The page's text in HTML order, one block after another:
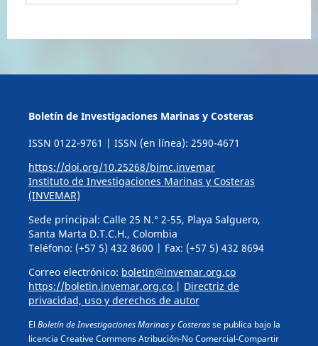
Boletín de Investigaciones Marinas y Costeras
ISSN 0122-9761 | ISSN (en línea): 2590-4671
https://doi.org/10.25268/bimc.invemar
Instituto de Investigaciones Marinas y Costeras
(INVEMAR)
Sede principal: Calle 25 N.° 2-55, Playa Salguero,
Santa Marta D.T.C.H., Colombia
Teléfono: (+57 5) 432 8600 | Fax: (+57 5) 432 8694
Correo electrónico: boletin@invemar.org.co
https://boletin.invemar.org.co | Directriz de
privacidad, uso y derechos de autor
El Boletín de Investigaciones Marinas y Costerasse publica bajo la
licencia Creative Commons Atribución-No Comercial-Compartir